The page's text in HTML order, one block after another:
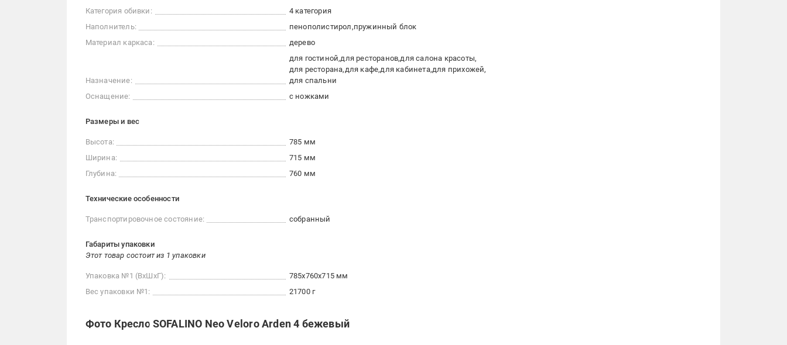
Категория обивки:
4 категория
Наполнитель:
пенополистирол пружинный блок
Материал каркаса:
дерево
Назначение:
для гостиной для ресторанов для салона красоты
для ресторана для кафе для кабинета для прихожей
для спальни
Оснащение:
с ножками
Размеры и вес
Высота:
785 мм
Ширина:
715 мм
Глубина:
760 мм
Технические особенности
Транспортировочное состояние: собранный
Габариты упаковки
Этот товар состоит из 1 упаковки
Упаковка №1 (ВхШхГ):
785x760x715 мм
Вес упаковки №1:
21700 г
Фото Кресло SOFALINO Neo Veloro Arden 4 бежевый